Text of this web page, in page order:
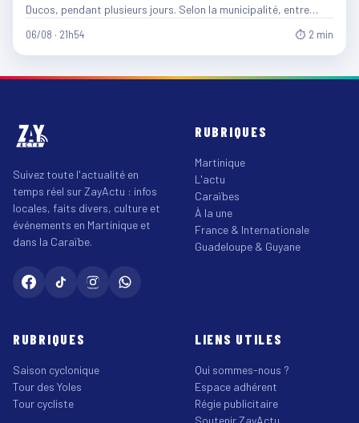
Ducos, pendant plusieurs jours. Selon la municipalité, entre…
06/08 · 21h54 ⏱ 2 min
Suivez toute l'actualité en
temps réel sur ZayActu : infos
locales, faits divers, culture et
événements en Martinique et
dans la Caraïbe.
RUBRIQUES
Martinique
L'actu
Caraïbes
À la une
France & Internationale
Guadeloupe & Guyane
RUBRIQUES
Saison cyclonique
Tour des Yoles
Tour cycliste
LIENS UTILES
Qui sommes-nous ?
Espace adhérent
Régie publicitaire
Soutenir ZayActu